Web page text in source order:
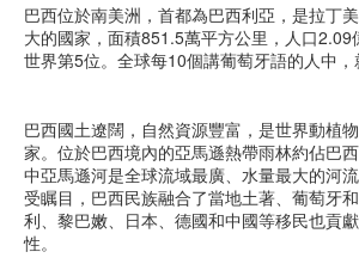
巴西位於南美洲，首都為巴西利亞，是拉丁
大的國家，面積851.5萬平方公里，人口2.09
世界第5位。全球每10個講葡萄牙語的人中，
巴西國土遼闊，自然資源豐富，是世界動植
家。位於巴西境內的亞馬遜熱帶雨林約佔巴
中亞馬遜河是全球流域最廣、水量最大的河
受瞩目，巴西民族融合了當地土著、葡萄牙
利、黎巴嫩、日本、德國和中國等移民也貢
性。